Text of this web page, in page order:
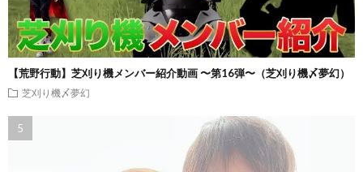
【荒野行動】芝刈り機メンバー紹介動画 〜第16弾〜（芝刈り機〆夢幻）
芝刈り機〆夢幻